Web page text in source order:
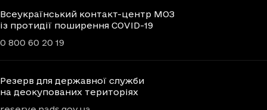
Всеукраїнський контакт-центр МОЗ
із протидії поширення COVID-19
0 800 60 20 19
Резерв для державної служби
на деокупованих територіях